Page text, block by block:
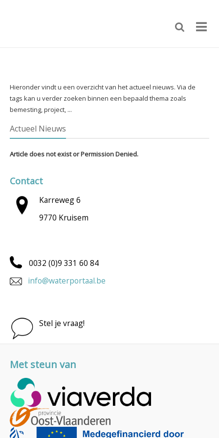
Hieronder vindt u een overzicht van het actueel nieuws. Via de
tags kan u verder zoeken binnen een bepaald thema zoals
bemesting, project, ...
Actueel Nieuws
Article does not exist or Permission Denied.
Contact
Karreweg 6
9770 Kruisem
0032 (0)9 331 60 84
info@waterportaal.be
Stel je vraag!
Met steun van